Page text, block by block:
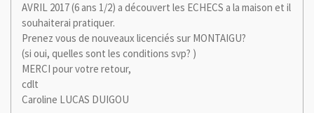
AVRIL 2017 (6 ans 1/2) a découvert les ECHECS a la maison et il
souhaiterai pratiquer.
Prenez vous de nouveaux licenciés sur MONTAIGU?
(si oui, quelles sont les conditions svp? )
MERCI pour votre retour,
cdlt
Caroline LUCAS DUIGOU